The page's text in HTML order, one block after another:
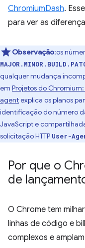
ChromiumDash.
para ver as
Observação:os
qualquer mudança
em Projetos do
agentexplica os planos
identificação do número
JavaScript e
solicitação HTTP User-
Por que o
de
O Chrome tem
linhas de código e
complexos e